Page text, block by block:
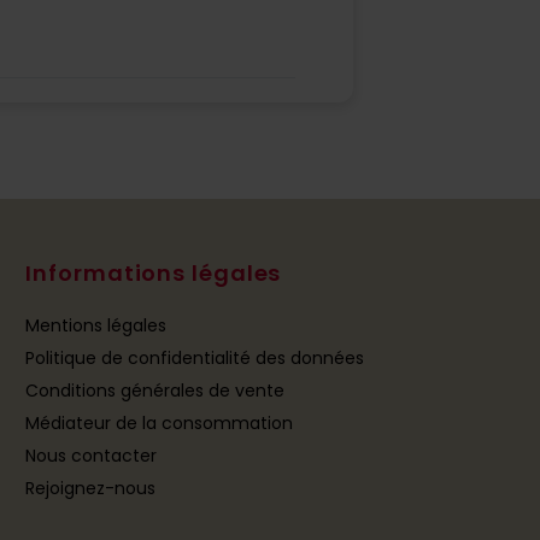
Informations légales
Mentions légales
Politique de confidentialité des données
Conditions générales de vente
Médiateur de la consommation
Nous contacter
Rejoignez-nous